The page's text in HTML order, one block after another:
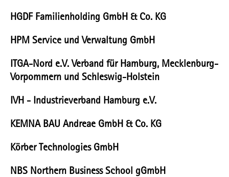
HGDF Familienholding GmbH & Co. KG
HPM Service und Verwaltung GmbH
ITGA-Nord e.V. Verband für Hamburg, Mecklenburg-
Vorpommern und Schleswig-Holstein
IVH - Industrieverband Hamburg e.V.
KEMNA BAU Andreae GmbH & Co. KG
Körber Technologies GmbH
NBS Northern Business School gGmbH